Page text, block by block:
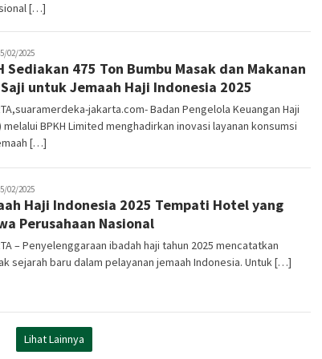
[…]
02/2025
Sediakan 475 Ton Bumbu Masak dan Makanan
untuk Jemaah Haji Indonesia 2025
jakarta.com- Badan Pengelola Keuangan Haji
melalui BPKH Limited menghadirkan inovasi layanan konsumsi
[…]
02/2025
Haji Indonesia 2025 Tempati Hotel yang
Perusahaan Nasional
– Penyelenggaraan ibadah haji tahun 2025 mencatatkan
sejarah baru dalam pelayanan jemaah Indonesia. Untuk […]
Lihat Lainnya